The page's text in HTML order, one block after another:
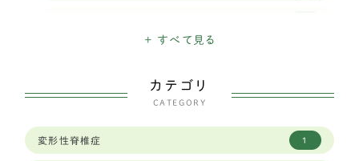
イタリアングレイハウンド
トイフォックステリア 1
+ すべて見る
カテゴリ
CATEGORY
変形性脊椎症 1